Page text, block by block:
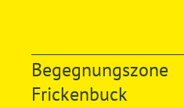
Begegnungszone
Frickenbuck